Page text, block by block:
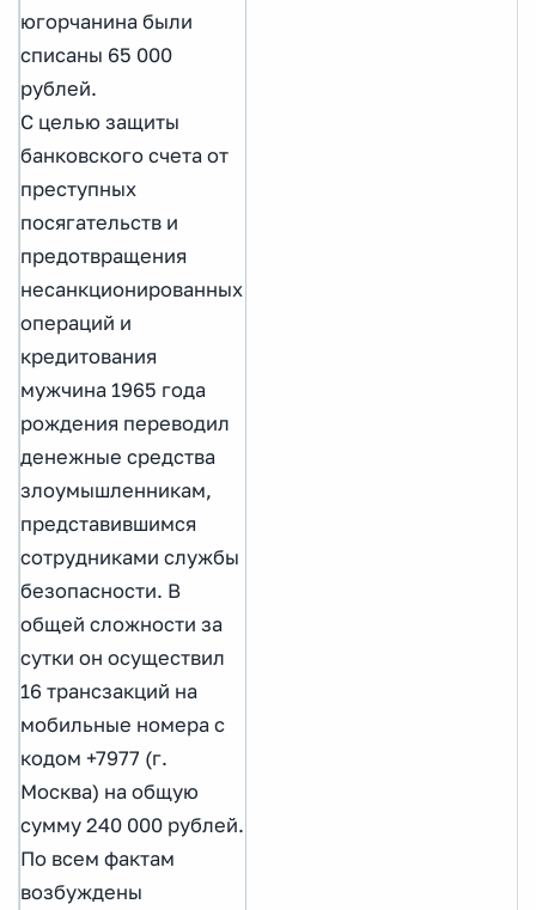
югорчанина были
списаны 65 000
рублей.
С целью защиты
банковского счета от
преступных
посягательств и
предотвращения
несанкционированных
операций и
кредитования
мужчина 1965 года
рождения переводил
денежные средства
злоумышленникам,
представившимся
сотрудниками службы
безопасности. В
общей сложности за
сутки он осуществил
16 трансзакций на
мобильные номера с
кодом +7977 (г.
Москва) на общую
сумму 240 000 рублей.
По всем фактам
возбуждены